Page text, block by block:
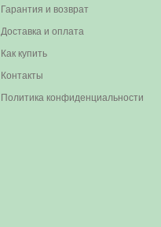
Гарантия и возврат
Доставка и оплата
Как купить
Контакты
Политика конфиденциальности